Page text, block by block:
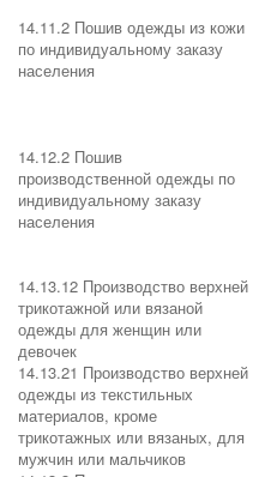
14.11.2 Пошив одежды из кожи
по индивидуальному заказу
населения
14.12.2 Пошив
производственной одежды по
индивидуальному заказу
населения
14.13.12 Производство верхней
трикотажной или вязаной
одежды для женщин или
девочек
14.13.21 Производство верхней
одежды из текстильных
материалов, кроме
трикотажных или вязаных, для
мужчин или мальчиков